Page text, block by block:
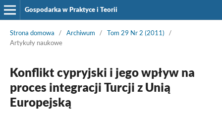
Gospodarka w Praktyce i Teorii
Strona domowa / Archiwum / Tom 29 Nr 2 (2011)
/
Artykuły naukowe
Konflikt cypryjski i jego wpływ na
proces integracji Turcji z Unią
Europejską